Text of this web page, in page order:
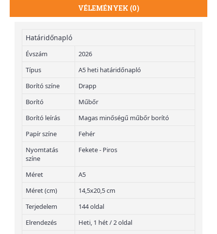
VÉLEMÉNYEK (0)
Határidőnapló
Évszám
2026
Típus
A5 heti határidőnapló
Borító színe
Drapp
Borító
Műbőr
Borító leírás
Magas minőségű műbőr borító
Papír színe
Fehér
Nyomtatás
színe
Fekete - Piros
Méret
A5
Méret (cm)
14,5x20,5 cm
Terjedelem
144 oldal
Elrendezés
Heti, 1 hét / 2 oldal